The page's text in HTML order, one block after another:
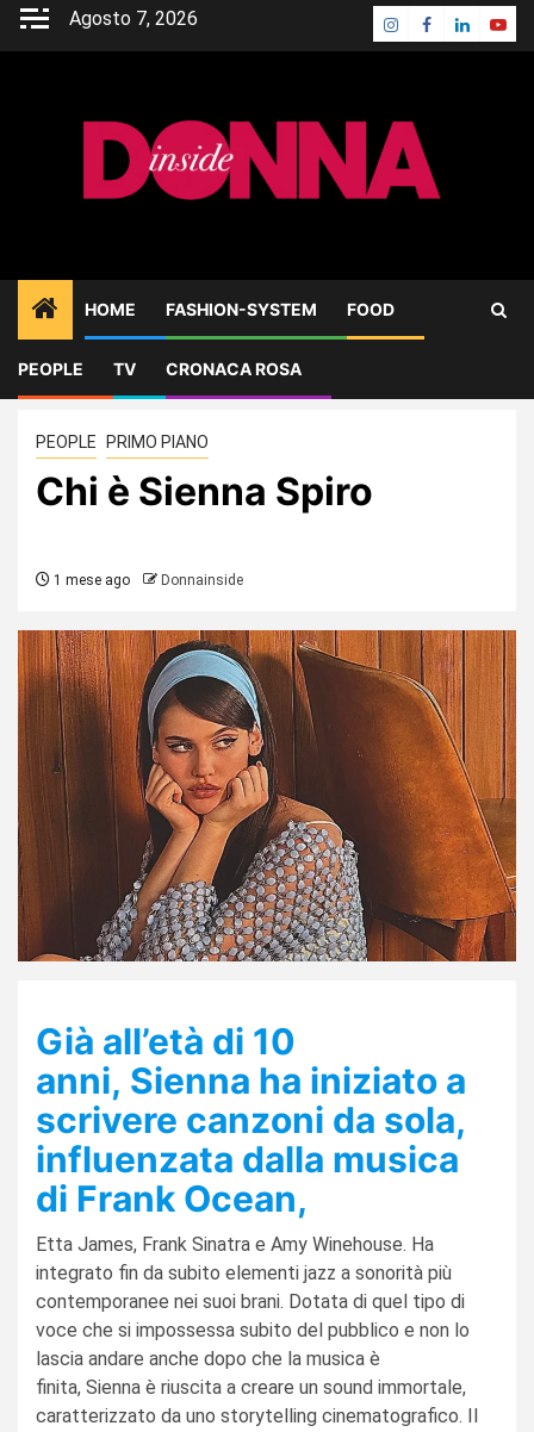
Skip
Agosto 7, 2026 Instagram
Facebook
Linkedin
HOME FASHION-SYSTEM FOOD
PEOPLE TV CRONACA ROSA
Home PEOPLE Chi è Sienna Spiro
PEOPLE PRIMO PIANO
Chi è Sienna Spiro
1 mese ago Donnainside
Già all’età di 10
anni, Sienna ha iniziato a
scrivere canzoni da sola,
influenzata dalla musica
di Frank Ocean,
Etta James, Frank Sinatra e Amy Winehouse. Ha
integrato fin da subito elementi jazz a sonorità più
contemporanee nei suoi brani. Dotata di quel tipo di
voce che si impossessa subito del pubblico e non lo
lascia andare anche dopo che la musica è
finita, Sienna è riuscita a creare un sound immortale,
caratterizzato da uno storytelling cinematografico. Il